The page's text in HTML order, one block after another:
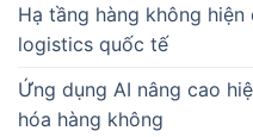
Hạ tầng hàng không
logistics quốc tế
Ứng dụng AI nâng cao
hóa hàng không